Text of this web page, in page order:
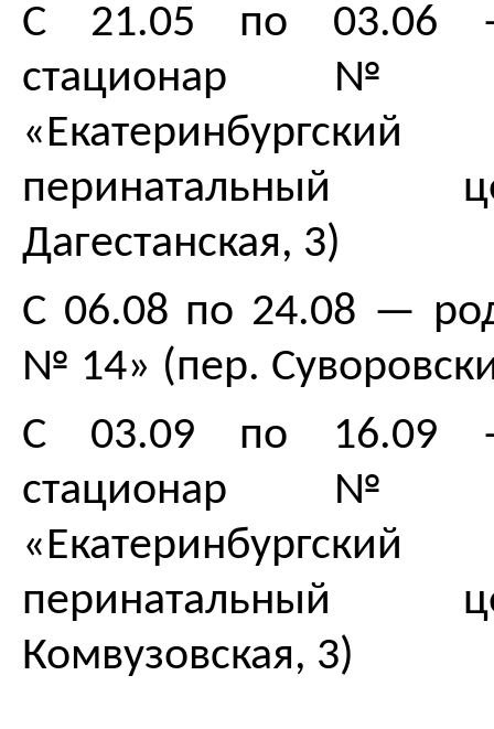
С 21.05 по 03.06
стационар
перинатальный
Дагестанская, 3)
С 06.08 по 24.08 —
№ 14» (пер.
С 03.09 по 16.09
стационар
перинатальный
Комвузовская, 3)